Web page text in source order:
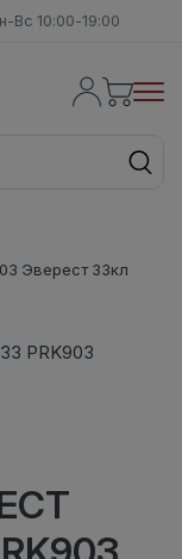
Вс 10:00-19:00
Эверест 33кл